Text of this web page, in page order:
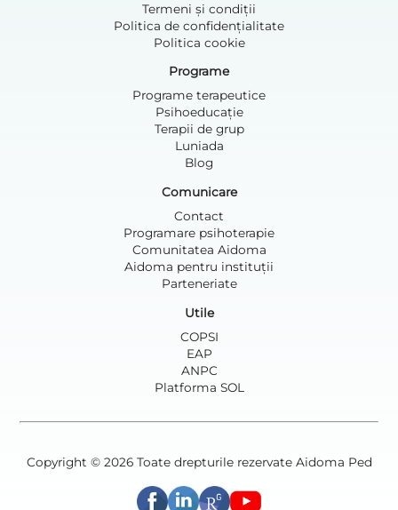
Termeni și condiții
Politica de confidențialitate
Politica cookie
Programe
Programe terapeutice
Psihoeducație
Terapii de grup
Luniada
Blog
Comunicare
Contact
Programare psihoterapie
Comunitatea Aidoma
Aidoma pentru instituții
Parteneriate
Utile
COPSI
EAP
ANPC
Platforma SOL
Copyright © 2026 Toate drepturile rezervate Aidoma Ped